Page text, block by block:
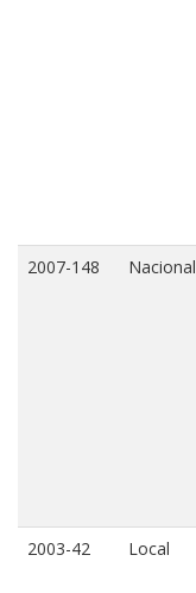
2007-148 Nacional
2003-42 Local